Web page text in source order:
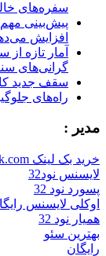
سفره‌های
پیش‌بینی مهم
افزایش
آمار تازه
گرانی‌های
سقف جدید
راه‌های
مدیر :
خرید بک لینک behtarinbacklink.com
لایسنس نود32
پسورد نود 32
اوکلی لایسنس رایگان
همیار نود 32
بهترین سئو
رایگان